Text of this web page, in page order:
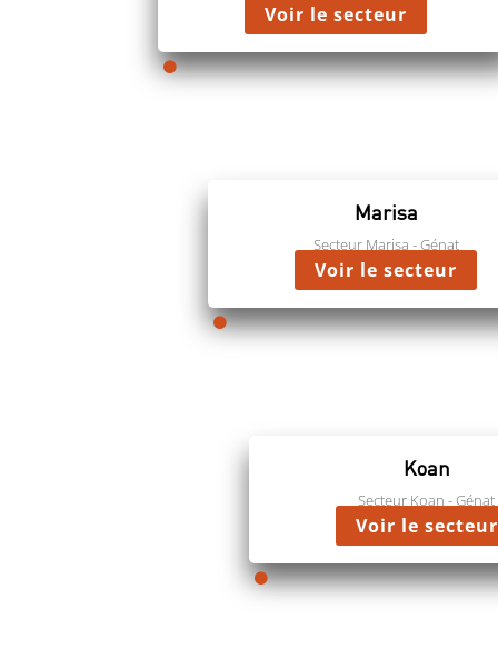
Voir le secteur

Marisa
Secteur Marisa - Génat
Voir le secteur

Koan
Secteur Koan - Génat
Voir le secteur
